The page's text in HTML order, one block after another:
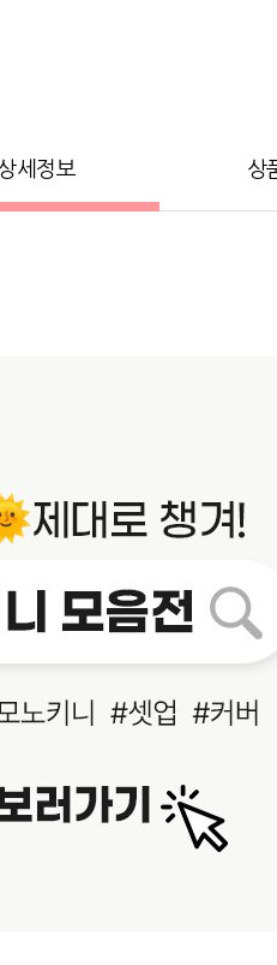
세정보 상